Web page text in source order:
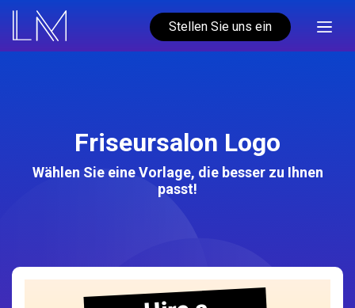
Stellen Sie uns ein
Friseursalon Logo
Wählen Sie eine Vorlage, die besser zu Ihnen
passt!